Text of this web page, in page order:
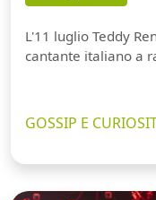
L'11 luglio Teddy
cantante italiano a
GOSSIP E